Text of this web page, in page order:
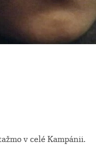
v celé Kampánii.